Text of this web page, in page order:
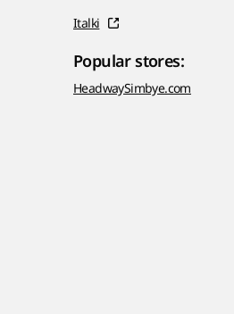
Italki
Popular stores:
HeadwaySimbye.com